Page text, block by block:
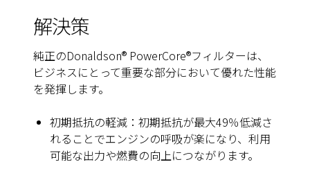
解決策
純正のDonaldson® PowerCore®フィルターは、
ビジネスにとって重要な部分において優れた性能
を発揮します。
初期抵抗の軽減：初期抵抗が最大49％低減さ
れることでエンジンの呼吸が楽になり、利用
可能な出力や燃費の向上につながります。